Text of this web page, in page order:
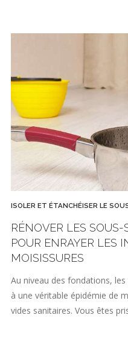
ISOLER ET ÉTANCHÉISER LE
RÉNOVER LES SOUS-
POUR ENRAYER LES
MOISISSURES
Au niveau des fondations,
à une véritable épidémie de
vides sanitaires. Vous êtes